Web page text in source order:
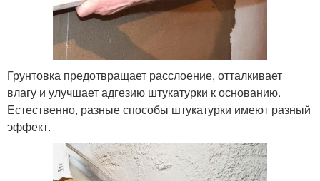
Грунтовка предотвращает расслоение, отталкивает
влагу и улучшает адгезию штукатурки к основанию.
Естественно, разные способы штукатурки имеют разный
эффект.